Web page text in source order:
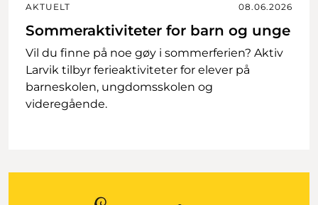
AKTUELT 08.06.2026
Sommeraktiviteter for barn og unge
Vil du finne på noe gøy i sommerferien? Aktiv
Larvik tilbyr ferieaktiviteter for elever på
barneskolen, ungdomsskolen og
videregående.